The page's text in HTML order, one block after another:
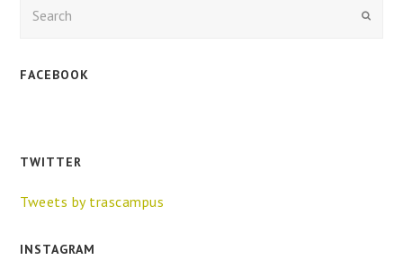
Enviar
FACEBOOK
TWITTER
Tweets by trascampus
INSTAGRAM